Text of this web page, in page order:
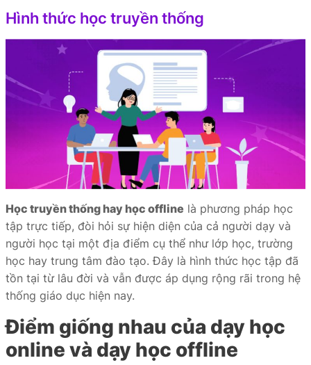
Hình thức học truyền thống
Học truyền thống hay học offline là phương pháp học
tập trực tiếp, đòi hỏi sự hiện diện của cả người dạy và
người học tại một địa điểm cụ thể như lớp học, trường
học hay trung tâm đào tạo. Đây là hình thức học tập đã
tồn tại từ lâu đời và vẫn được áp dụng rộng rãi trong hệ
thống giáo dục hiện nay.
Điểm giống nhau của dạy học
online và dạy học offline